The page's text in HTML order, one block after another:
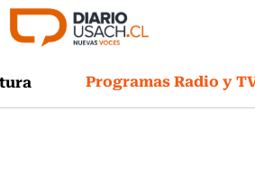
Programas Radio y